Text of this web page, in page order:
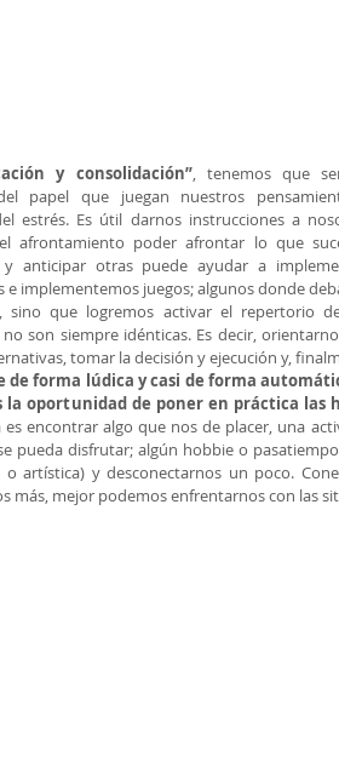
y consolidación”, tenemos que
papel que juegan nuestros
estrés. Es útil darnos instrucciones a
afrontamiento poder afrontar lo que
y anticipar otras puede ayudar a
e implementemos juegos; algunos donde
sino que logremos activar el repertorio
son siempre idénticas. Es decir,
de forma lúdica y casi de forma
oportunidad de poner en práctica las
encontrar algo que nos de placer, una
pueda disfrutar; algún hobbie o
artística) y desconectarnos un poco.
más, mejor podemos enfrentarnos con las